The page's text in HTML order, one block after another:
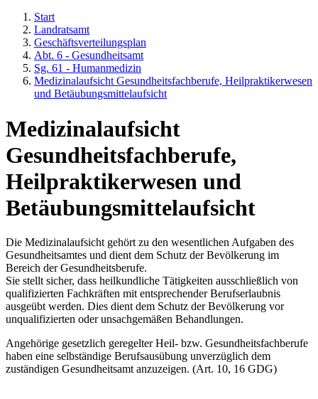
Start
Landratsamt
Geschäftsverteilungsplan
Abt. 6 - Gesundheitsamt
Sg. 61 - Humanmedizin
Medizinalaufsicht Gesundheitsfachberufe, Heilpraktikerwesen
und Betäubungsmittelaufsicht
Medizinalaufsicht
Gesundheitsfachberufe,
Heilpraktikerwesen und
Betäubungsmittelaufsicht
Die Medizinalaufsicht gehört zu den wesentlichen Aufgaben des
Gesundheitsamtes und dient dem Schutz der Bevölkerung im
Bereich der Gesundheitsberufe.
Sie stellt sicher, dass heilkundliche Tätigkeiten ausschließlich von
qualifizierten Fachkräften mit entsprechender Berufserlaubnis
ausgeübt werden. Dies dient dem Schutz der Bevölkerung vor
unqualifizierten oder unsachgemäßen Behandlungen.
Angehörige gesetzlich geregelter Heil- bzw. Gesundheitsfachberufe
haben eine selbständige Berufsausübung unverzüglich dem
zuständigen Gesundheitsamt anzuzeigen. (Art. 10, 16 GDG)